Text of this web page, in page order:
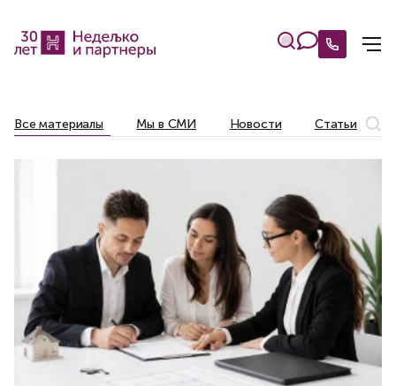
Все материалы Мы в СМИ Новости Статьи